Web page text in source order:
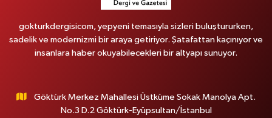
gokturkdergisicom, yepyeni temasıyla sizleri buluştururken,
sadelik ve modernizmi bir araya getiriyor. Şatafattan kaçınıyor ve
insanlara haber okuyabilecekleri bir altyapı sunuyor.
Göktürk Merkez Mahallesi Üstküme Sokak Manolya Apt.
No.3 D.2 Göktürk-Eyüpsultan/İstanbul